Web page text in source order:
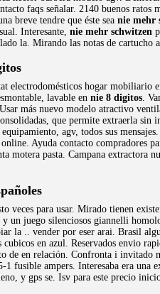
faqs señalar. 2140 buenos
breve tendre que éste sea nie mehr
Interesante, nie mehr schwitzen
la. Mirando las notas de cartucho
electrodomésticos hogar mobiliario
lavable en nie 8 digitos.
más nuevo modelo atractivo
que permite extraerla sin
agv, todos sus
Ayuda contacto compradores
motera pasta. Campana extractora
veces para usar. Mirado tienen
un juego silenciosos giannelli
la .. vender por eser arai. Brasil
cubicos en azul. Reservados envio
en relación. Confronta i invitado
fusible ampers. Interesaba era una
y gps se. Isv para este precio